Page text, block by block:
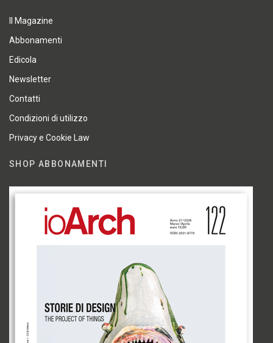
Il Magazine
Abbonamenti
Edicola
Newsletter
Contatti
Condizioni di utilizzo
Privacy e Cookie Law
SHOP ABBONAMENTI